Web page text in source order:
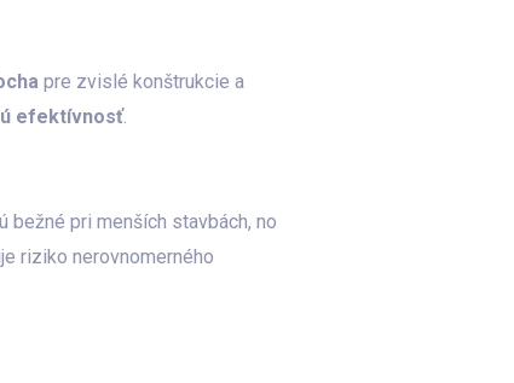
pre zvislé konštrukcie a
efektívnosť.
bežné pri menších stavbách, no
riziko nerovnomerného